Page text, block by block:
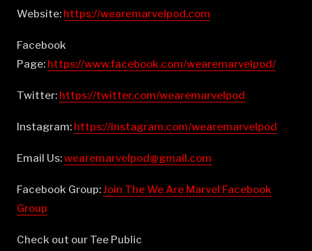
Website: ⁠⁠⁠⁠⁠⁠⁠⁠⁠⁠⁠⁠⁠⁠⁠⁠⁠⁠⁠⁠⁠⁠⁠⁠⁠⁠⁠⁠⁠⁠⁠⁠⁠⁠⁠⁠⁠⁠⁠⁠⁠⁠⁠⁠⁠⁠⁠⁠⁠⁠https://wearemarvelpod.com⁠⁠⁠⁠⁠⁠⁠⁠⁠⁠⁠⁠⁠⁠⁠⁠⁠⁠⁠⁠⁠⁠⁠⁠⁠⁠⁠⁠⁠⁠⁠⁠⁠⁠⁠⁠⁠⁠⁠⁠⁠⁠⁠⁠⁠⁠⁠⁠⁠⁠
Facebook
Page: ⁠⁠⁠⁠⁠⁠⁠⁠⁠⁠⁠⁠⁠⁠⁠⁠⁠⁠⁠⁠⁠⁠⁠⁠⁠⁠⁠⁠⁠⁠⁠⁠⁠⁠⁠⁠⁠⁠⁠⁠⁠⁠⁠⁠⁠⁠⁠⁠⁠⁠https://www.facebook.com/wearemarvelpod/⁠⁠⁠⁠⁠⁠⁠⁠⁠⁠⁠⁠⁠⁠⁠⁠⁠⁠⁠⁠⁠⁠⁠⁠⁠⁠⁠⁠⁠⁠⁠⁠⁠⁠⁠⁠⁠⁠⁠⁠⁠⁠⁠⁠⁠⁠⁠⁠⁠⁠
Twitter: ⁠⁠⁠⁠⁠⁠⁠⁠⁠⁠⁠⁠⁠⁠⁠⁠⁠⁠⁠⁠⁠⁠⁠⁠⁠⁠⁠⁠⁠⁠⁠⁠⁠⁠⁠⁠⁠⁠⁠⁠⁠⁠⁠⁠⁠⁠⁠⁠⁠⁠https://twitter.com/wearemarvelpod⁠⁠⁠⁠⁠⁠⁠⁠⁠⁠⁠⁠⁠⁠⁠⁠⁠⁠⁠⁠⁠⁠⁠⁠⁠⁠⁠⁠⁠⁠⁠⁠⁠⁠⁠⁠⁠⁠⁠⁠⁠⁠⁠⁠⁠⁠⁠⁠⁠⁠
Instagram: ⁠⁠⁠⁠⁠⁠⁠⁠⁠⁠⁠⁠⁠⁠⁠⁠⁠⁠⁠⁠⁠⁠⁠⁠⁠⁠⁠⁠⁠⁠⁠⁠⁠⁠⁠⁠⁠⁠⁠⁠⁠⁠⁠⁠⁠⁠⁠⁠⁠⁠https://instagram.com/wearemarvelpod⁠⁠⁠⁠⁠⁠⁠⁠⁠⁠⁠⁠⁠⁠⁠⁠⁠⁠⁠⁠⁠⁠⁠⁠⁠⁠⁠⁠⁠⁠⁠⁠⁠⁠⁠⁠⁠⁠⁠⁠⁠⁠⁠⁠⁠⁠⁠⁠⁠⁠
Email Us:⁠⁠⁠⁠⁠⁠⁠⁠⁠⁠⁠⁠⁠⁠⁠⁠⁠⁠⁠⁠⁠⁠⁠⁠⁠⁠⁠⁠⁠⁠⁠⁠⁠⁠⁠⁠⁠⁠⁠⁠⁠⁠⁠⁠⁠⁠⁠⁠⁠⁠wearemarvelpod@gmail.com⁠⁠⁠⁠⁠⁠⁠⁠⁠⁠⁠⁠⁠⁠⁠⁠⁠⁠⁠⁠⁠⁠⁠⁠⁠⁠⁠⁠⁠⁠⁠⁠⁠⁠⁠⁠⁠⁠⁠⁠⁠⁠⁠⁠⁠⁠⁠⁠⁠⁠
Facebook Group:⁠⁠⁠⁠⁠⁠⁠⁠⁠⁠⁠⁠⁠⁠⁠⁠⁠⁠⁠⁠⁠⁠⁠⁠⁠⁠⁠⁠⁠⁠⁠⁠⁠⁠⁠⁠⁠⁠⁠⁠⁠⁠⁠⁠⁠⁠⁠⁠⁠⁠Join The We Are Marvel Facebook
Group⁠⁠⁠⁠⁠⁠⁠⁠⁠⁠⁠⁠⁠⁠⁠⁠⁠⁠⁠⁠⁠⁠⁠⁠⁠⁠⁠⁠⁠⁠⁠⁠⁠⁠⁠⁠⁠⁠⁠⁠⁠⁠⁠⁠⁠⁠⁠⁠⁠⁠
Check out our Tee Public